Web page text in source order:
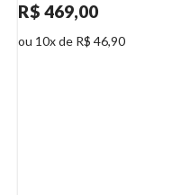
R$ 469,00
ou 10x de R$ 46,90